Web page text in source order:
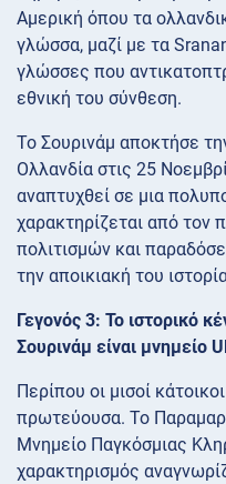
Αμερική όπου τα
γλώσσα, μαζί με τα
γλώσσες που
εθνική του σύνθεση.
Το Σουρινάμ αποκτήσε
Ολλανδία στις 25
αναπτυχθεί σε μια
χαρακτηρίζεται από
πολιτισμών και
την αποικιακή του
Γεγονός 3: Το ιστορικό
Σουρινάμ είναι μνημείο
Περίπου οι μισοί
πρωτεύουσα. Το
Μνημείο Παγκόσμιας
χαρακτηρισμός